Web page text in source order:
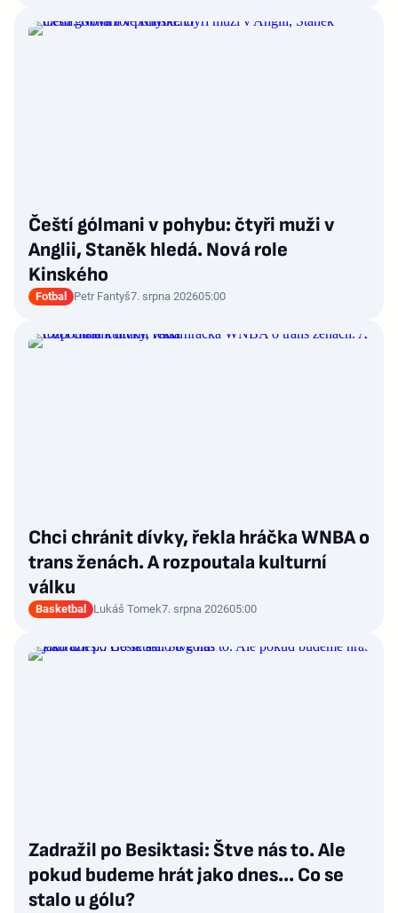
Čeští gólmani v pohybu: čtyři muži v
Anglii, Staněk hledá. Nová role
Kinského
Fotbal Petr Fantyš7. srpna 202605:00
Chci chránit dívky, řekla hráčka WNBA o
trans ženách. A rozpoutala kulturní
válku
Basketbal Lukáš Tomek7. srpna 202605:00
Zadražil po Besiktasi: Štve nás to. Ale
pokud budeme hrát jako dnes... Co se
stalo u gólu?